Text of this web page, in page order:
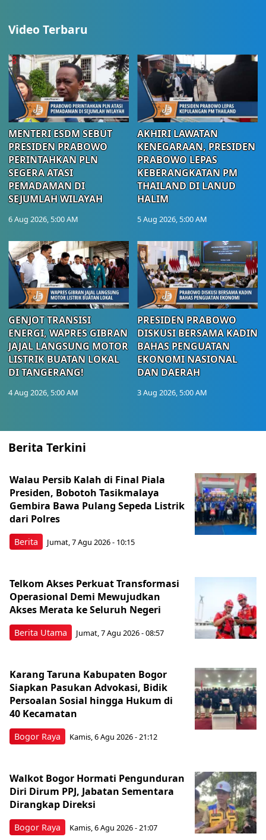
Video Terbaru
MENTERI ESDM SEBUT
PRESIDEN PRABOWO
PERINTAHKAN PLN
SEGERA ATASI
PEMADAMAN DI
SEJUMLAH WILAYAH
6 Aug 2026, 5:00 AM
AKHIRI LAWATAN
KENEGARAAN, PRESIDEN
PRABOWO LEPAS
KEBERANGKATAN PM
THAILAND DI LANUD
HALIM
5 Aug 2026, 5:00 AM
GENJOT TRANSISI
ENERGI, WAPRES GIBRAN
JAJAL LANGSUNG MOTOR
LISTRIK BUATAN LOKAL
DI TANGERANG!
4 Aug 2026, 5:00 AM
PRESIDEN PRABOWO
DISKUSI BERSAMA KADIN
BAHAS PENGUATAN
EKONOMI NASIONAL
DAN DAERAH
3 Aug 2026, 5:00 AM
Berita Terkini
Berita
Walau Persib Kalah di Final Piala
Presiden, Bobotoh Tasikmalaya
Gembira Bawa Pulang Sepeda Listrik
dari Polres
Jumat, 7 Agu 2026 - 10:15
Berita Utama
Telkom Akses Perkuat Transformasi
Operasional Demi Mewujudkan
Akses Merata ke Seluruh Negeri
Jumat, 7 Agu 2026 - 08:57
Bogor Raya
Karang Taruna Kabupaten Bogor
Siapkan Pasukan Advokasi, Bidik
Persoalan Sosial hingga Hukum di
40 Kecamatan
Kamis, 6 Agu 2026 - 21:12
Bogor Raya
Walkot Bogor Hormati Pengunduran
Diri Dirum PPJ, Jabatan Sementara
Dirangkap Direksi
Kamis, 6 Agu 2026 - 21:07